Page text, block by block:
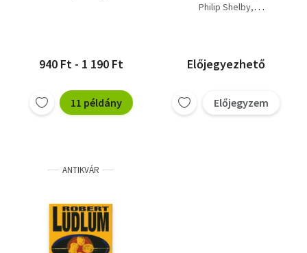
940 Ft - 1 190 Ft
11 példány
Philip Shelby
Előjegyezhető
Előjegyzem
ANTIKVÁR